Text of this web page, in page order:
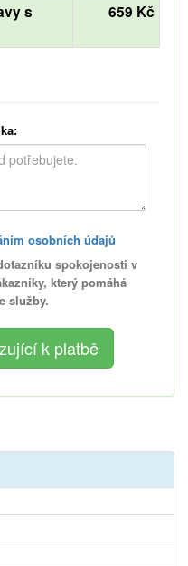
s
659 Kč
osobních údajů
spokojenosti v
který pomáhá
služby.